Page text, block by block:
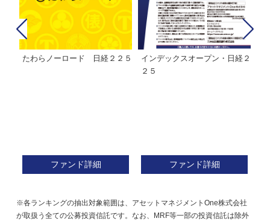
ＭＨＡＭ株式インデックスファ
ファンド詳細
インデックスミリオン
ファンド詳細
※各ランキングの抽出対象範囲は、アセットマネジメントOne株式会社
が取扱う全ての公募投資信託です。なお、MRF等一部の投資信託は除外